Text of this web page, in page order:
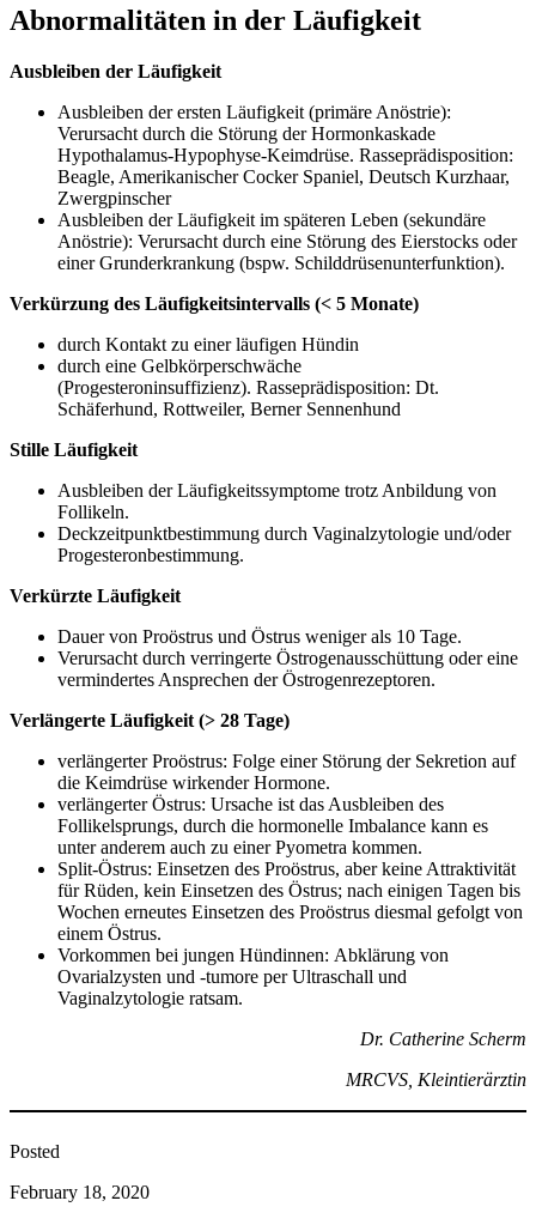
Abnormalitäten in der Läufigkeit
Ausbleiben der Läufigkeit
Ausbleiben der ersten Läufigkeit (primäre Anöstrie):
Verursacht durch die Störung der Hormonkaskade
Hypothalamus-Hypophyse-Keimdrüse. Rasseprädisposition:
Beagle, Amerikanischer Cocker Spaniel, Deutsch Kurzhaar,
Zwergpinscher
Ausbleiben der Läufigkeit im späteren Leben (sekundäre
Anöstrie): Verursacht durch eine Störung des Eierstocks oder
einer Grunderkrankung (bspw. Schilddrüsenunterfunktion).
Verkürzung des Läufigkeitsintervalls (< 5 Monate)
durch Kontakt zu einer läufigen Hündin
durch eine Gelbkörperschwäche
(Progesteroninsuffizienz). Rasseprädisposition: Dt.
Schäferhund, Rottweiler, Berner Sennenhund
Stille Läufigkeit
Ausbleiben der Läufigkeitssymptome trotz Anbildung von
Follikeln.
Deckzeitpunktbestimmung durch Vaginalzytologie und/oder
Progesteronbestimmung.
Verkürzte Läufigkeit
Dauer von Proöstrus und Östrus weniger als 10 Tage.
Verursacht durch verringerte Östrogenausschüttung oder eine
vermindertes Ansprechen der Östrogenrezeptoren.
Verlängerte Läufigkeit (> 28 Tage)
verlängerter Proöstrus: Folge einer Störung der Sekretion auf
die Keimdrüse wirkender Hormone.
verlängerter Östrus: Ursache ist das Ausbleiben des
Follikelsprungs, durch die hormonelle Imbalance kann es
unter anderem auch zu einer Pyometra kommen.
Split-Östrus: Einsetzen des Proöstrus, aber keine Attraktivität
für Rüden, kein Einsetzen des Östrus; nach einigen Tagen bis
Wochen erneutes Einsetzen des Proöstrus diesmal gefolgt von
einem Östrus.
Vorkommen bei jungen Hündinnen: Abklärung von
Ovarialzysten und -tumore per Ultraschall und
Vaginalzytologie ratsam.
Dr. Catherine Scherm
MRCVS, Kleintierärztin
Posted
February 18, 2020